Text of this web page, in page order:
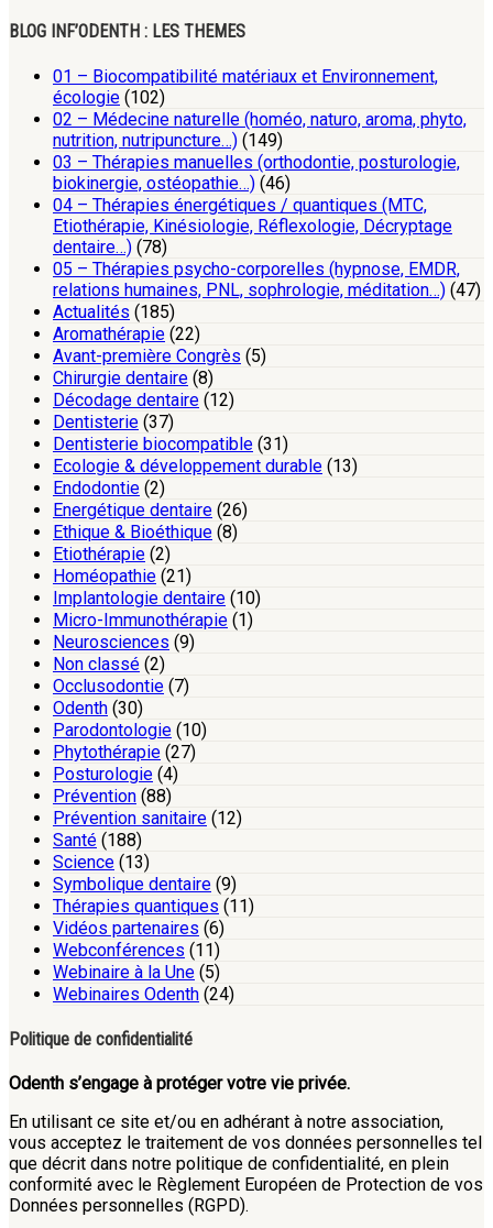
BLOG INF’ODENTH : LES THEMES
01 – Biocompatibilité matériaux et Environnement,
écologie (102)
02 – Médecine naturelle (homéo, naturo, aroma, phyto,
nutrition, nutripuncture…) (149)
03 – Thérapies manuelles (orthodontie, posturologie,
biokinergie, ostéopathie…) (46)
04 – Thérapies énergétiques / quantiques (MTC,
Etiothérapie, Kinésiologie, Réflexologie, Décryptage
dentaire…) (78)
05 – Thérapies psycho-corporelles (hypnose, EMDR,
relations humaines, PNL, sophrologie, méditation…) (47)
Actualités (185)
Aromathérapie (22)
Avant-première Congrès (5)
Chirurgie dentaire (8)
Décodage dentaire (12)
Dentisterie (37)
Dentisterie biocompatible (31)
Ecologie & développement durable (13)
Endodontie (2)
Energétique dentaire (26)
Ethique & Bioéthique (8)
Etiothérapie (2)
Homéopathie (21)
Implantologie dentaire (10)
Micro-Immunothérapie (1)
Neurosciences (9)
Non classé (2)
Occlusodontie (7)
Odenth (30)
Parodontologie (10)
Phytothérapie (27)
Posturologie (4)
Prévention (88)
Prévention sanitaire (12)
Santé (188)
Science (13)
Symbolique dentaire (9)
Thérapies quantiques (11)
Vidéos partenaires (6)
Webconférences (11)
Webinaire à la Une (5)
Webinaires Odenth (24)
Politique de confidentialité
Odenth s’engage à protéger votre vie privée.
En utilisant ce site et/ou en adhérant à notre association,
vous acceptez le traitement de vos données personnelles tel
que décrit dans notre politique de confidentialité, en plein
conformité avec le Règlement Européen de Protection de vos
Données personnelles (RGPD).